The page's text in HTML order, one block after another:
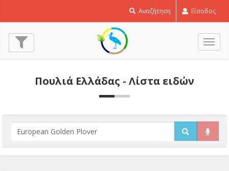
Αναζήτηση Είσοδος
Πουλιά Ελλάδας - Λίστα ειδών